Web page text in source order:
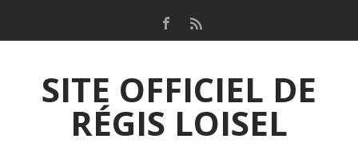
SITE OFFICIEL DE
RÉGIS LOISEL